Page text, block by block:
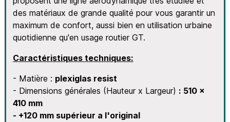
des matériaux de grande qualité pour vous garantir un
maximum de confort, aussi bien en utilisation urbaine
quotidienne qu'en usage routier GT.
Caractéristiques techniques:
- Matière : plexiglas resist
- Dimensions générales (Hauteur x Largeur) : 510 x
410 mm
- +120 mm supérieur a l'original